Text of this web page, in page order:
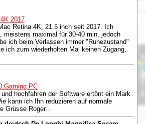
2017
Retina 4K, 21.5 inch seit 2017. Ich
meistens maximal für 30-40 min, jedoch
ich beim Verlassen immer "Ruhezustand"
ich zum wiederholten Mal keinen Zugang,
Gaming PC
hochfahren der Software ertönt ein Mark
kann ich Ihn reduzieren auf normale
Grüsse Roger...